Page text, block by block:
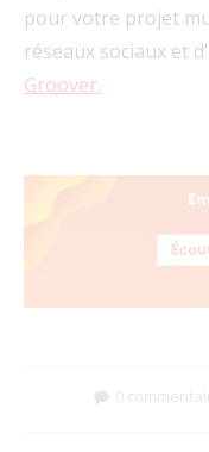
pour votre projet
réseaux sociaux et
Groover.
0